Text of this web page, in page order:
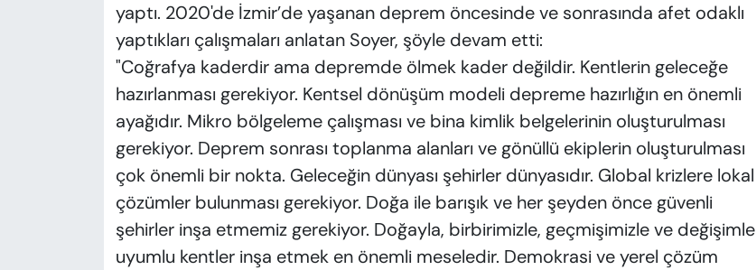
yaptı. 2020'de İzmir’de yaşanan deprem öncesinde ve sonrasında afet odaklı
yaptıkları çalışmaları anlatan Soyer, şöyle devam etti:
"Coğrafya kaderdir ama depremde ölmek kader değildir. Kentlerin geleceğe
hazırlanması gerekiyor. Kentsel dönüşüm modeli depreme hazırlığın en önemli
ayağıdır. Mikro bölgeleme çalışması ve bina kimlik belgelerinin oluşturulması
gerekiyor. Deprem sonrası toplanma alanları ve gönüllü ekiplerin oluşturulması
çok önemli bir nokta. Geleceğin dünyası şehirler dünyasıdır. Global krizlere lokal
çözümler bulunması gerekiyor. Doğa ile barışık ve her şeyden önce güvenli
şehirler inşa etmemiz gerekiyor. Doğayla, birbirimizle, geçmişimizle ve değişimle
uyumlu kentler inşa etmek en önemli meseledir. Demokrasi ve yerel çözüm